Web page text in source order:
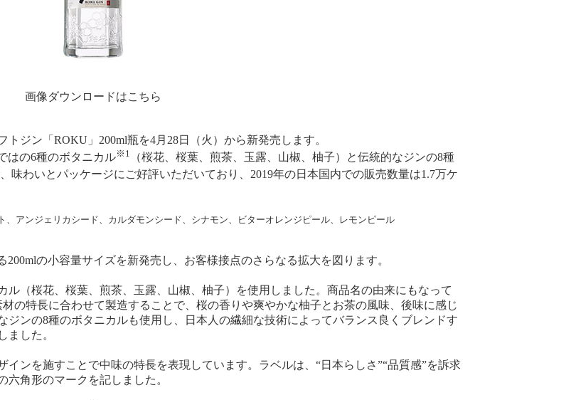
画像ダウンロードはこちら
ジン「ROKU」200ml瓶を4月28日（火）から新発売します。
はの6種のボタニカル※1 （桜花、桜葉、煎茶、玉露、山椒、柚子）と伝統的なジンの8種
味わいとパッケージにご好評いただいており、2019年の日本国内での販売数量は1.7万ケ
アンジェリカシード、カルダモンシード、シナモン、ビターオレンジピール、レモンピール
の小容量サイズを新発売し、お客様接点のさらなる拡大を図ります。
ル（桜花、桜葉、煎茶、玉露、山椒、柚子）を使用しました。商品名の由来にもなって
の特長に合わせて製造することで、桜の香りや爽やかな柚子とお茶の風味、後味に感じ
ジンの8種のボタニカルも使用し、日本人の繊細な技術によってバランス良くブレンドす
ました。
インを施すことで中味の特長を表現しています。ラベルは、“日本らしさ”“品質感”を訴求
角形のマークを記しました。